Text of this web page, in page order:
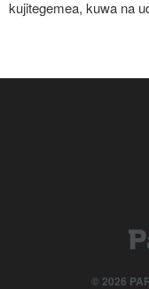
kujitegemea, kuwa na
la mafuta la Ukraine
Watetezi wa Palestina
Democratic wa
kupeleka wanajeshi
Pezeshkian © 2026